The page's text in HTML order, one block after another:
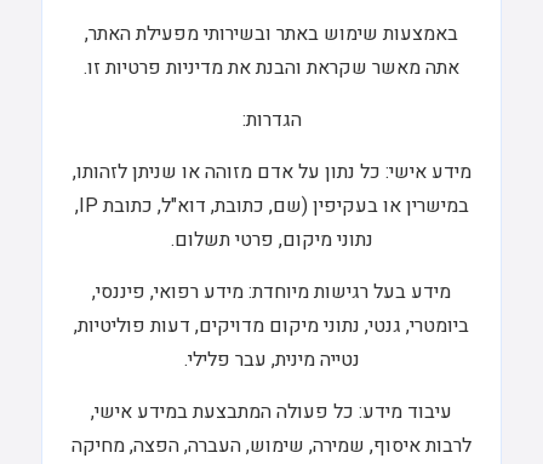
באמצעות שימוש באתר ובשירותי מפעילת האתר,
אתה מאשר שקראת והבנת את מדיניות פרטיות זו.
הגדרות:
מידע אישי: כל נתון על אדם מזוהה או שניתן לזהותו,
במישרין או בעקיפין (שם, כתובת, דוא"ל, כתובת IP,
נתוני מיקום, פרטי תשלום.
מידע בעל רגישות מיוחדת: מידע רפואי, פיננסי,
ביומטרי, גנטי, נתוני מיקום מדויקים, דעות פוליטיות,
נטייה מינית, עבר פלילי.
עיבוד מידע: כל פעולה המתבצעת במידע אישי,
לרבות איסוף, שמירה, שימוש, העברה, הפצה, מחיקה